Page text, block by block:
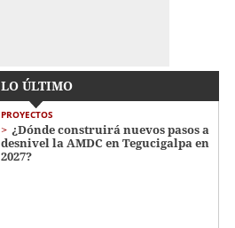
LO ÚLTIMO
PROYECTOS
¿Dónde construirá nuevos pasos a
desnivel la AMDC en Tegucigalpa en
2027?